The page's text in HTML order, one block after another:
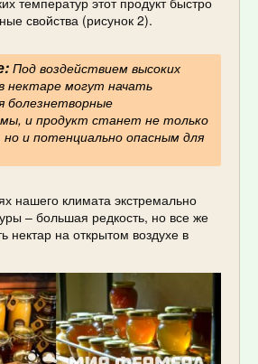
свойства (рисунок 2).
Под воздействием высоких
нектаре могут начать
болезнетворные
и продукт станет не только
и потенциально опасным для
нашего климата экстремально
– большая редкость, но все же
нектар на открытом воздухе в